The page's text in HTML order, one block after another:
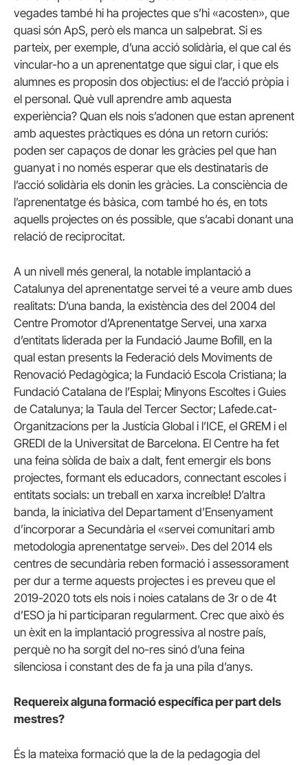
vegades també hi ha projectes que s’hi «acosten», que
quasi són ApS, però els manca un salpebrat. Si es
parteix, per exemple, d’una acció solidària, el que cal és
vincular-ho a un aprenentatge que sigui clar, i que els
alumnes es proposin dos objectius: el de l’acció pròpia i
el personal. Què vull aprendre amb aquesta
experiència? Quan els nois s’adonen que estan aprenent
amb aquestes pràctiques es dóna un retorn curiós:
poden ser capaços de donar les gràcies pel que han
guanyat i no només esperar que els destinataris de
l’acció solidària els donin les gràcies. La consciència de
l’aprenentatge és bàsica, com també ho és, en tots
aquells projectes on és possible, que s’acabi donant una
relació de reciprocitat.
A un nivell més general, la notable implantació a
Catalunya del aprenentatge servei té a veure amb dues
realitats: D’una banda, la existència des del 2004 del
Centre Promotor d’Aprenentatge Servei, una xarxa
d’entitats liderada per la Fundació Jaume Bofill, en la
qual estan presents la Federació dels Moviments de
Renovació Pedagògica; la Fundació Escola Cristiana; la
Fundació Catalana de l’Esplai; Minyons Escoltes i Guies
de Catalunya; la Taula del Tercer Sector; Lafede.cat-
Organitzacions per la Justícia Global i l’ICE, el GREM i el
GREDI de la Universitat de Barcelona. El Centre ha fet
una feina sòlida de baix a dalt, fent emergir els bons
projectes, formant els educadors, connectant escoles i
entitats socials: un treball en xarxa increíble! D’altra
banda, la iniciativa del Departament d’Ensenyament
d’incorporar a Secundària el «servei comunitari amb
metodologia aprenentatge servei». Des del 2014 els
centres de secundària reben formació i assessorament
per dur a terme aquests projectes i es preveu que el
2019-2020 tots els nois i noies catalans de 3r o de 4t
d’ESO ja hi participaran regularment. Crec que això és
un èxit en la implantació progressiva al nostre país,
perquè no ha sorgit del no-res sinó d’una feina
silenciosa i constant des de fa ja una pila d’anys.
Requereix alguna formació específica per part dels
mestres?
És la mateixa formació que la de la pedagogia del